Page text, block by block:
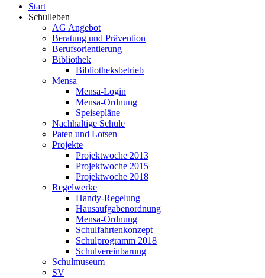
Start
Schulleben
AG Angebot
Beratung und Prävention
Berufsorientierung
Bibliothek
Bibliotheksbetrieb
Mensa
Mensa-Login
Mensa-Ordnung
Speisepläne
Nachhaltige Schule
Paten und Lotsen
Projekte
Projektwoche 2013
Projektwoche 2015
Projektwoche 2018
Regelwerke
Handy-Regelung
Hausaufgabenordnung
Mensa-Ordnung
Schulfahrtenkonzept
Schulprogramm 2018
Schulvereinbarung
Schulmuseum
SV